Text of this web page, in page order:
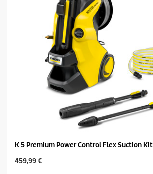
K 5 Premium Power Control Flex Suction Kit
C
459,99 €